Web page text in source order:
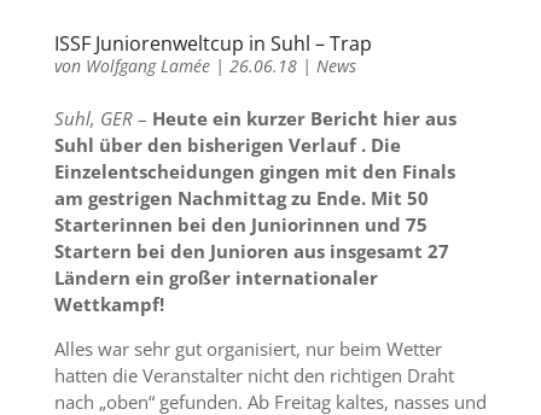
ISSF Juniorenweltcup in Suhl – Trap
von Wolfgang Lamée| 26.06.18| News
Suhl, GER– Heute ein kurzer Bericht hier aus
Suhl über den bisherigen Verlauf . Die
Einzelentscheidungen gingen mit den Finals
am gestrigen Nachmittag zu Ende. Mit 50
Starterinnen bei den Juniorinnen und 75
Startern bei den Junioren aus insgesamt 27
Ländern ein großer internationaler
Wettkampf!
Alles war sehr gut organisiert, nur beim Wetter
hatten die Veranstalter nicht den richtigen Draht
nach „oben“ gefunden. Ab Freitag kaltes, nasses und